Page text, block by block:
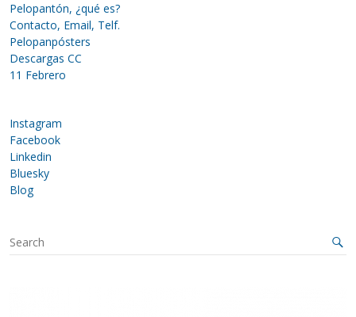
Pelopantón, ¿qué es?
Contacto, Email, Telf.
Pelopanpósters
Descargas CC
11 Febrero
Instagram
Facebook
Linkedin
Bluesky
Blog
S
e